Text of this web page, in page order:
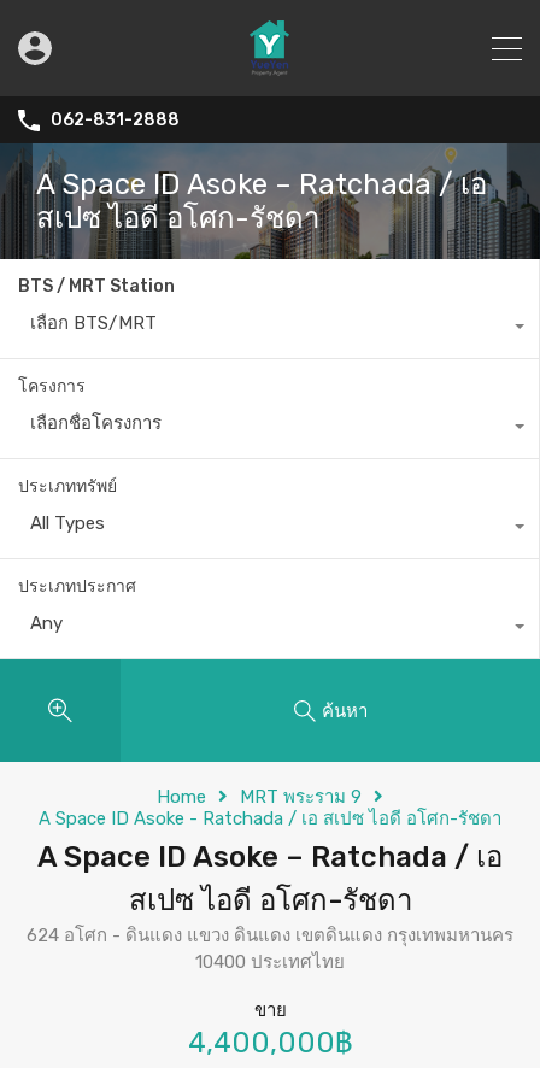
062-831-2888
A Space ID Asoke – Ratchada / เอ
สเปซ ไอดี อโศก-รัชดา
BTS / MRT Station
เลือก BTS/MRT
โครงการ
เลือกชื่อโครงการ
ประเภททรัพย์
All Types
ประเภทประกาศ
Any
ค้นหา
Home
MRT พระราม 9
A Space ID Asoke - Ratchada / เอ สเปซ ไอดี อโศก-รัชดา
A Space ID Asoke – Ratchada / เอ
สเปซ ไอดี อโศก-รัชดา
624 อโศก - ดินแดง แขวง ดินแดง เขตดินแดง กรุงเทพมหานคร
10400 ประเทศไทย
ขาย
4,400,000฿